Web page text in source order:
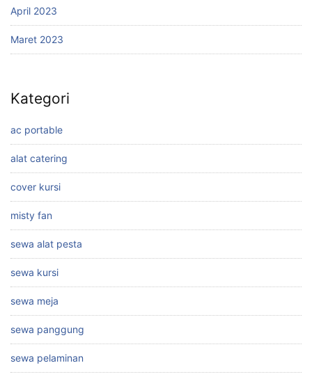
April 2023
Maret 2023
Kategori
ac portable
alat catering
cover kursi
misty fan
sewa alat pesta
sewa kursi
sewa meja
sewa panggung
sewa pelaminan